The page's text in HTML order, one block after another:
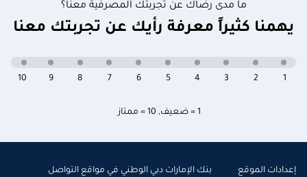
ما مدى رضاك عن تجربتك المصرفية معنا؟
يهمنا كثيراً معرفة رأيك عن تجربتك معنا
1 = ضعيف , 10 = ممتاز
10 9 8 7 6 5 4 3 2 1
إعدادات الموقع
بنك الإمارات دبي الوطني في مواقع التواصل